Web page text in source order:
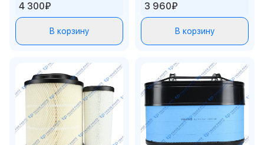
4 300₽
В корзину
3 960₽
В корзину